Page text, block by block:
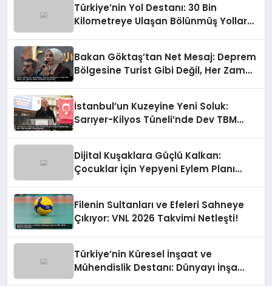
Türkiye’nin Yol Destanı: 30 Bin
Kilometreye Ulaşan Bölünmüş Yollar
Bakan Göktaş’tan Net Mesaj: Deprem
Bölgesine Turist Gibi Değil, Her Zaman
İstanbul’un Kuzeyine Yeni Soluk:
Sarıyer-Kilyos Tüneli’nde Dev TBM
Dijital Kuşaklara Güçlü Kalkan:
Çocuklar İçin Yepyeni Eylem Planı
Filenin Sultanları ve Efeleri Sahneye
Çıkıyor: VNL 2026 Takvimi Netleşti!
Türkiye’nin Küresel İnşaat ve
Mühendislik Destanı: Dünyayı İnşa